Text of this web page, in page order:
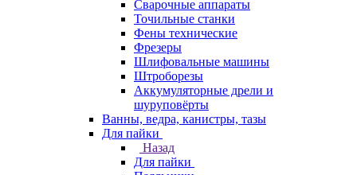
Сварочные аппараты
Точильные станки
Фены технические
Фрезеры
Шлифовальные машины
Штроборезы
Аккумуляторные дрели и
шуруповёрты
Ванны, ведра, канистры, тазы
Для пайки
Назад
Для пайки